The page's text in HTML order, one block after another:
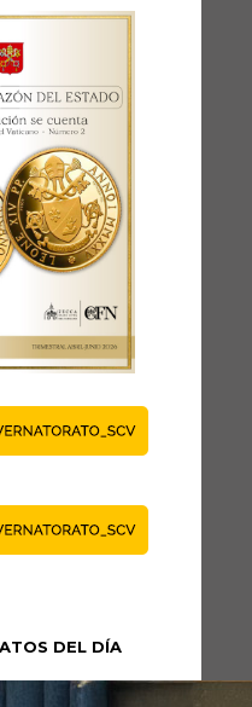
EN
y
DEL DÍA